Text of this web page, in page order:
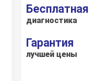
Бесплатная
диагностика
Гарантия
лучшей цены